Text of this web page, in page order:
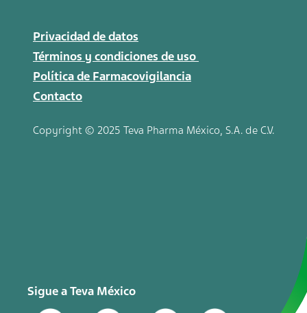
Privacidad de datos
Términos y condiciones de uso
Política de Farmacovigilancia
Contacto
Copyright © 2025 Teva Pharma México, S.A. de C.V.
Sigue a Teva México